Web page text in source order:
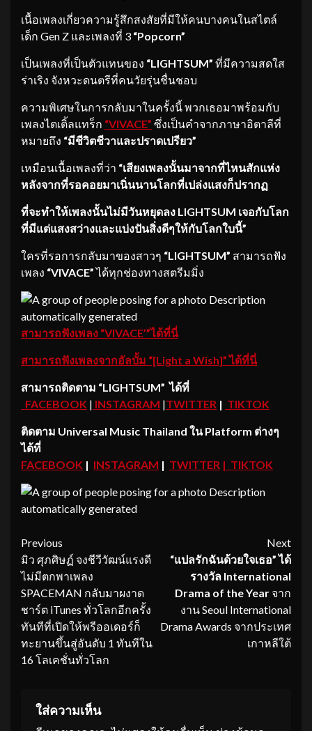
เนื้อเพลงเกี่ยวความรู้สึกสงสัยที่มีให้คนบางคนในสไตล์
เด็ก Gen Z และเพลงที่ 3 “Popcorn”
เป็นเพลงที่เป็นตัวแทนของ “LIGHTSUM” ที่มีความสดใส
ร่าเริง จังหวะดนตรีที่คนวัยรุ่นชื่นชอบ
ความพิเศษในการกลับมาในครั้งนี้ พวกเธอมาพร้อมกับ
เพลงไตเติ้ลแทร็ก “VIVACE” ซึ่งเป็นคำจากภาษาอิตาลีที่
หมายถึง “มีชีวิตชีวาและปราดเปรียว”
เหมือนเนื้อเพลงที่ว่า “เสียงเพลงนั้นมาจากที่ไหนสักแห่ง
หลังจากที่รอคอยมาเนิ่นนานโลกที่เปล่งแสงก็ปรากฏ
ที่จะทำให้เพลงนั้นไม่มีวันหยุดลง LIGHTSUM เจอกับโลก
ที่มีแต่แสงสว่างและแบ่งปันสิ่งดีๆให้กับโลกใบนี้”
ใครที่รอการกลับมาของสาวๆ “LIGHTSUM” สามารถฟัง
เพลง “VIVACE”ได้ทุกช่องทางสตรีมมิ่ง
สามารถฟังเพลง “VIVACE’”ได้ที่นี่
สามารถฟังเพลงจากอัลบั้ม “[Light a Wish]” ได้ที่นี่
สามารถติดตาม “LIGHTSUM” ได้ที่
FACEBOOK | INSTAGRAM |TWITTER | TIKTOK
ติดตาม Universal Music Thailand ใน Platform ต่างๆ
ได้ที่
FACEBOOK | INSTAGRAM | TWITTER | TIKTOK
Continue
Reading
Previous
มิว ศุภศิษฏ์ จงชีวีวัฒน์แรงดี
ไม่มีตกพาเพลง
SPACEMAN กลับมาผงาด
ชาร์ต iTunes ทั่วโลกอีกครั้ง
ทันทีที่เปิดให้พรีออเดอร์ก็
ทะยานขึ้นสู่อันดับ 1 ทันทีใน
16 โลเคชั่นทั่วโลก
Next
“แปลรักฉันด้วยใจเธอ” ได้
รางวัล International
Drama of the Year จาก
งาน Seoul International
Drama Awards จากประเทศ
เกาหลีใต้
ใส่ความเห็น